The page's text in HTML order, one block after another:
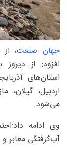
جهان صنعت،
افزود: از
استان‌های
اردبیل، گیلان،
می‌شود.
وی ادامه
آب‌گرفتگی معابر